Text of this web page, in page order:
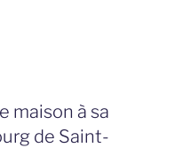
maison à sa
de Saint-